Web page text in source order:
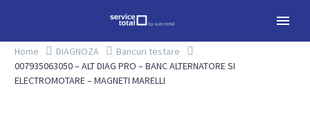
Home DIAGNOZA
Bancuri testare
007935063050 – ALT DIAG PRO – BANC ALTERNATORE SI
ELECTROMOTARE – MAGNETI MARELLI